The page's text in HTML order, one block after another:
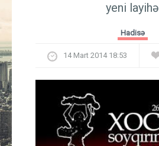
yeni layihə
Hadisə
14 Mart 2014 18:53